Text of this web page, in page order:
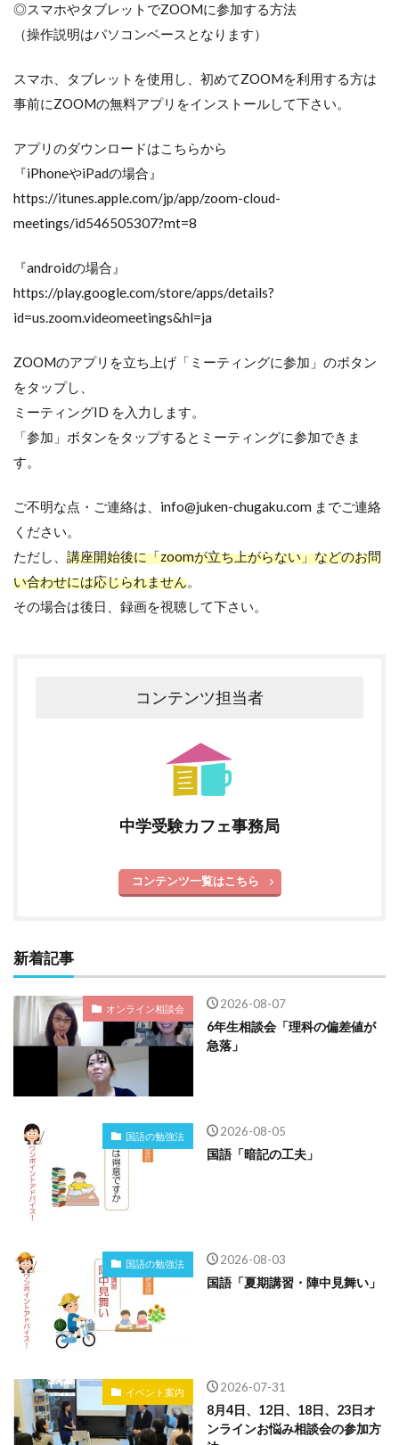
◎スマホやタブレットでZOOMに参加する方法
（操作説明はパソコンベースとなります）
スマホ、タブレットを使用し、初めてZOOMを利用する方は
事前にZOOMの無料アプリをインストールして下さい。
アプリのダウンロードはこちらから
『iPhoneやiPadの場合』
https://itunes.apple.com/jp/app/zoom-cloud-
meetings/id546505307?mt=8
『androidの場合』
https://play.google.com/store/apps/details?
id=us.zoom.videomeetings&hl=ja
ZOOMのアプリを立ち上げ「ミーティングに参加」のボタン
をタップし、
ミーティングID を入力します。
「参加」ボタンをタップするとミーティングに参加できま
す。
ご不明な点・ご連絡は、info@juken-chugaku.com までご連絡
ください。
ただし、 講座開始後に「zoomが立ち上がらない」などのお問
い合わせには応じられません。
その場合は後日、録画を視聴して下さい。
コンテンツ担当者
中学受験カフェ事務局
コンテンツ一覧はこちら
新着記事
オンライン相談会 2026-08-07
6年生相談会「理科の偏差値が
急落」
国語の勉強法 2026-08-05
国語「暗記の工夫」
国語の勉強法 2026-08-03
国語「夏期講習・陣中見舞い」
イベント案内 2026-07-31
8月4日、12日、18日、23日オ
ンラインお悩み相談会の参加方